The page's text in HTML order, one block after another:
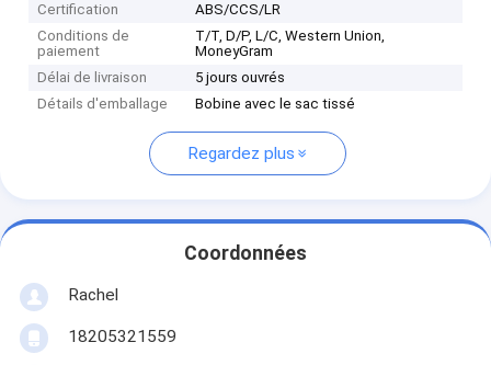
Certification
ABS/CCS/LR
Conditions de
paiement
T/T, D/P, L/C, Western Union,
MoneyGram
Délai de livraison
5 jours ouvrés
Détails d'emballage
Bobine avec le sac tissé
Regardez plus
Coordonnées
Rachel
18205321559